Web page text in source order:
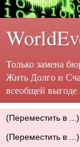
Только замена
Жить Долго и
всеобщей выгоде